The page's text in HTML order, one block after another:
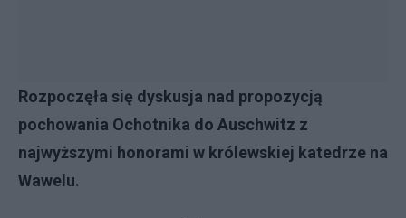
Rozpoczęła się dyskusja nad propozycją
pochowania Ochotnika do Auschwitz z
najwyższymi honorami w królewskiej katedrze na
Wawelu.